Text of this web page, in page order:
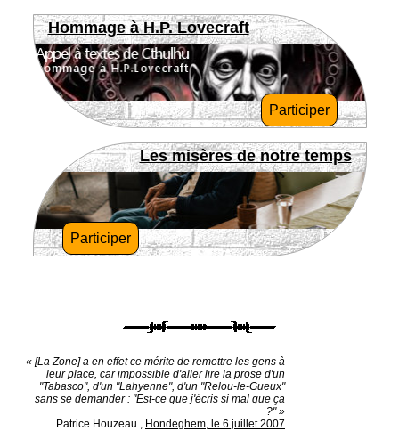
Hommage à H.P. Lovecraft
Participer
Les misères de notre temps
Participer
« [La Zone] a en effet ce mérite de remettre les gens à
leur place, car impossible d'aller lire la prose d'un
"Tabasco", d'un "Lahyenne", d'un "Relou-le-Gueux"
sans se demander : "Est-ce que j'écris si mal que ça
?" »
Patrice Houzeau , Hondeghem, le 6 juillet 2007